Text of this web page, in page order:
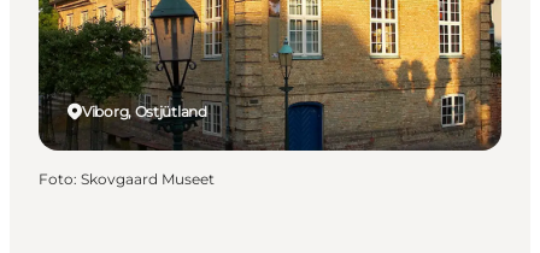
Transport
Viborg, Ostjütland
Foto: Skovgaard Museet